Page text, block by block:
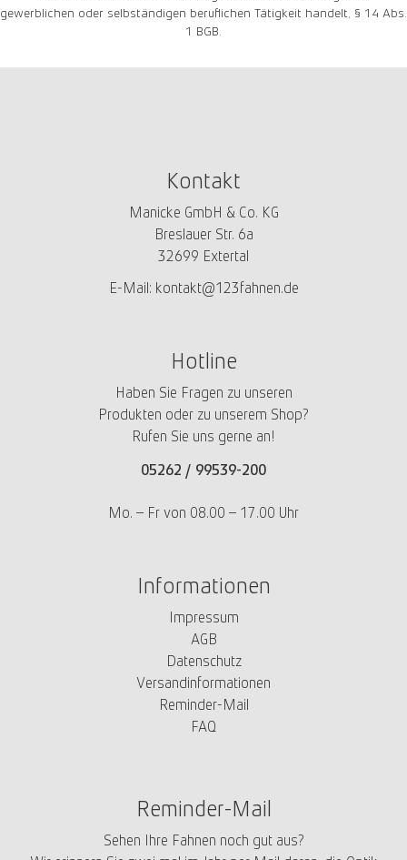
gewerblichen oder selbständigen beruflichen Tätigkeit handelt, § 14 Abs.
1 BGB.
Kontakt
Manicke GmbH & Co. KG
Breslauer Str. 6a
32699 Extertal
E-Mail: kontakt@123fahnen.de
Hotline
Haben Sie Fragen zu unseren
Produkten oder zu unserem Shop?
Rufen Sie uns gerne an!
05262 / 99539-200
Mo. – Fr von 08.00 – 17.00 Uhr
Informationen
Impressum
AGB
Datenschutz
Versandinformationen
Reminder-Mail
FAQ
Reminder-Mail
Sehen Ihre Fahnen noch gut aus?